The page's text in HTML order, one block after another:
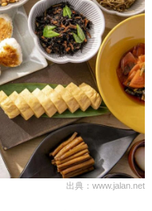
出典：www.jalan.net